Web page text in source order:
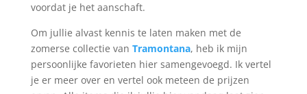
voordat je het aanschaft.
Om jullie alvast kennis te laten maken met de
zomerse collectie van Tramontana, heb ik mijn
persoonlijke favorieten hier samengevoegd. Ik vertel
je er meer over en vertel ook meteen de prijzen